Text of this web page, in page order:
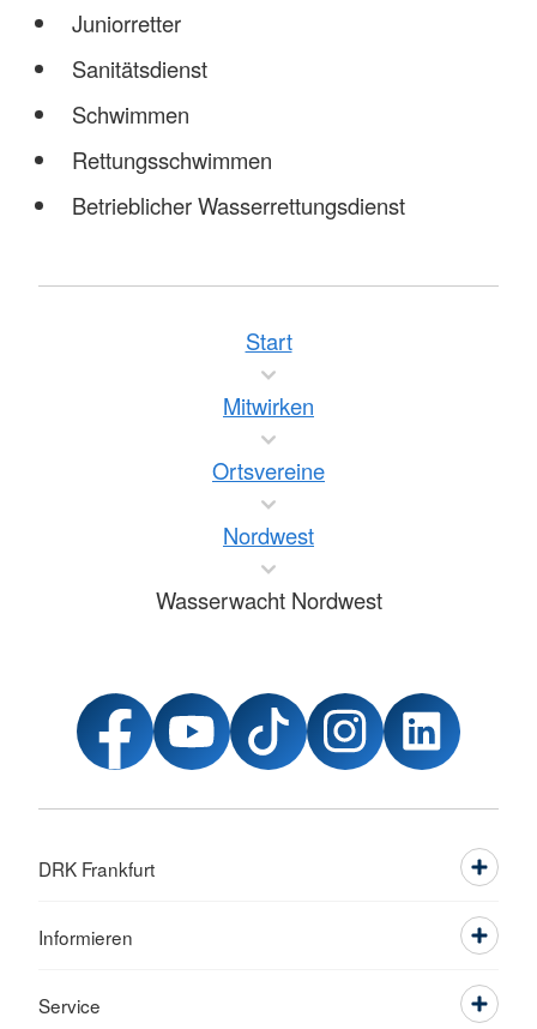
Juniorretter
Sanitätsdienst
Schwimmen
Rettungsschwimmen
Betrieblicher Wasserrettungsdienst
Start
Mitwirken
Ortsvereine
Nordwest
Wasserwacht Nordwest
DRK Frankfurt
Informieren
Service